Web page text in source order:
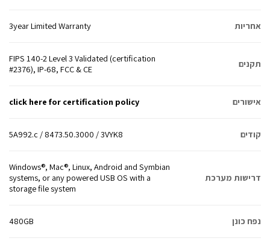
אחריות 3year Limited Warranty
תקנים
FIPS 140-2 Level 3 Validated (certification
#2376), IP-68, FCC & CE
אישורים click here for certification policy
קודים 5A992.c / 8473.50.3000 / 3VYK8
דרישות מערכת
Windows®, Mac®, Linux, Android and Symbian
systems, or any powered USB OS with a
storage file system
נפח כונן 480GB